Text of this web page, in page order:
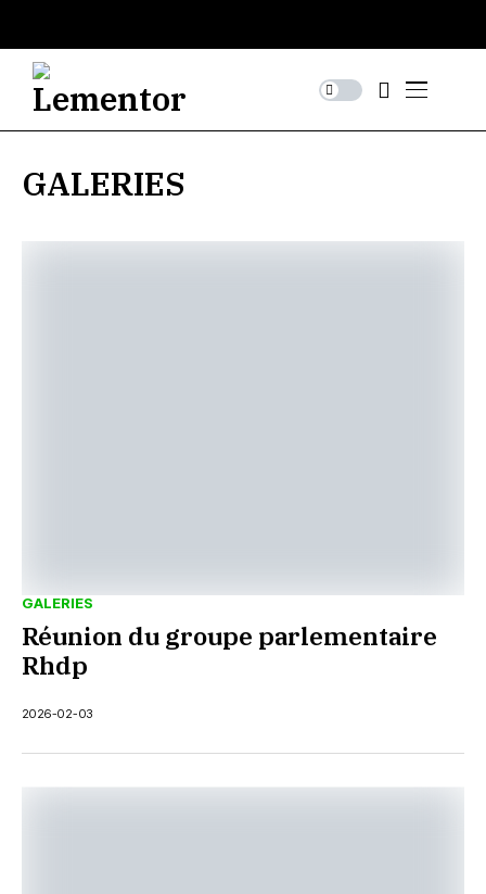
GALERIES
GALERIES
Réunion du groupe parlementaire
Rhdp
2026-02-03